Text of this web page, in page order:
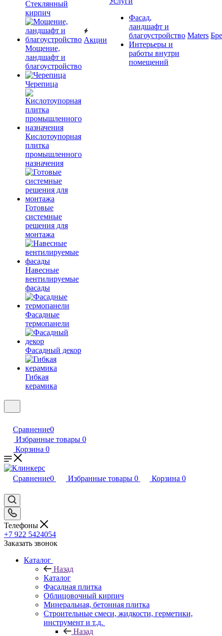
Cтеклянный
кирпич
Мощение,
ландшафт и
благоустройство
Черепица
Кислотоупорная
плитка
промышленного
назначения
Готовые
системные
решения для
монтажа
Навесные
вентилируемые
фасады
Фасадные
термопанели
Фасадный декор
Гибкая
керамика
Акции
Фасад,
ландшафт и
благоустройство
Интерьеры и
работы внутри
помещений
Maters
Сравнение0
Избранные товары 0
Корзина 0
Сравнение0 Избранные товары 0 Корзина 0
Телефоны
+7 922 5424054
Заказать звонок
Каталог
Назад
Каталог
Фасадная плитка
Облицовочный кирпич
Минеральная, бетонная плитка
Строительные смеси, жидкости, герметики,
инструмент и т.д.
Назад